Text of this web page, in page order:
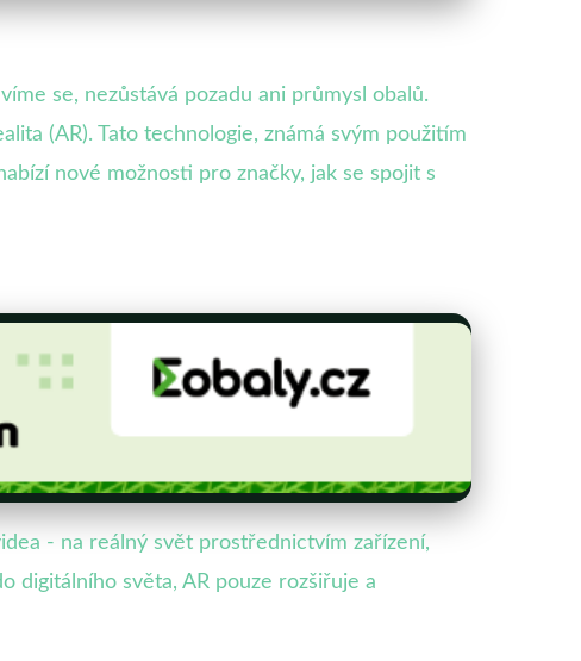
se, nezůstává pozadu ani průmysl obalů.
(AR). Tato technologie, známá svým použitím
nové možnosti pro značky, jak se spojit s
- na reálný svět prostřednictvím zařízení,
digitálního světa, AR pouze rozšiřuje a